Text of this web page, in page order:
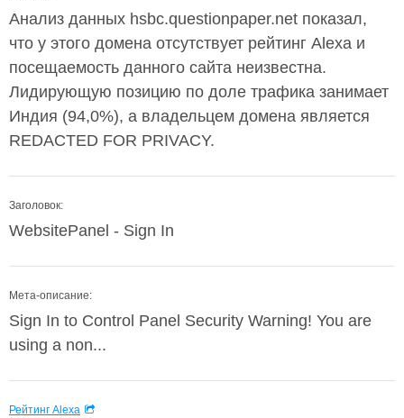
Анализ данных hsbc.questionpaper.net показал,
что у этого домена отсутствует рейтинг Alexa и
посещаемость данного сайта неизвестна.
Лидирующую позицию по доле трафика занимает
Индия (94,0%), а владельцем домена является
REDACTED FOR PRIVACY.
Заголовок:
WebsitePanel - Sign In
Мета-описание:
Sign In to Control Panel Security Warning! You are
using a non...
Рейтинг Alexa